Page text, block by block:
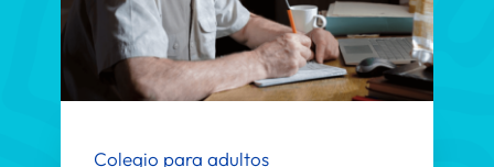
Colegio para adultos